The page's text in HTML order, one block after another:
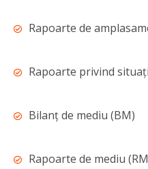
Rapoarte de
Rapoarte privind
Bilanţ de mediu (BM)
Rapoarte de mediu